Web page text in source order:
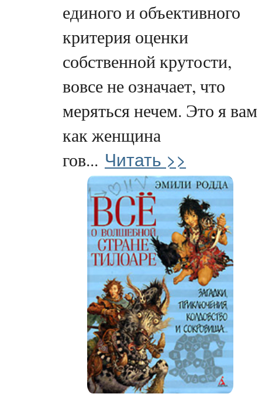
единого и объективного
критерия оценки
собственной крутости,
вовсе не означает, что
меряться нечем. Это я вам
как женщина
гов... Читать >>